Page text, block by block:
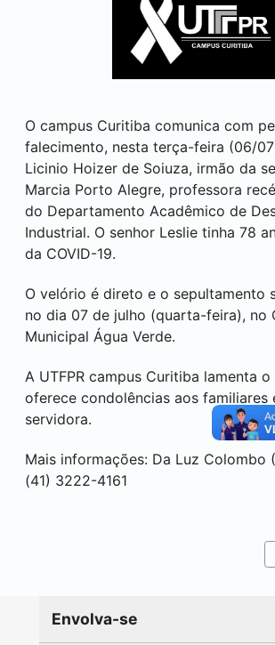
O campus Curitiba comunica com
falecimento, nesta terça-feira (06/
Licinio Hoizer de Soiuza, irmão da
Marcia Porto Alegre, professora
do Departamento Acadêmico de
Industrial. O senhor Leslie tinha 78
da COVID-19.
O velório é direto e o sepultamento
no dia 07 de julho (quarta-feira), no
Municipal Água Verde.
A UTFPR campus Curitiba lamenta
oferece condolências aos familiares
servidora.
Mais informações: Da Luz Colombo (
(41) 3222-4161
Envolva-se